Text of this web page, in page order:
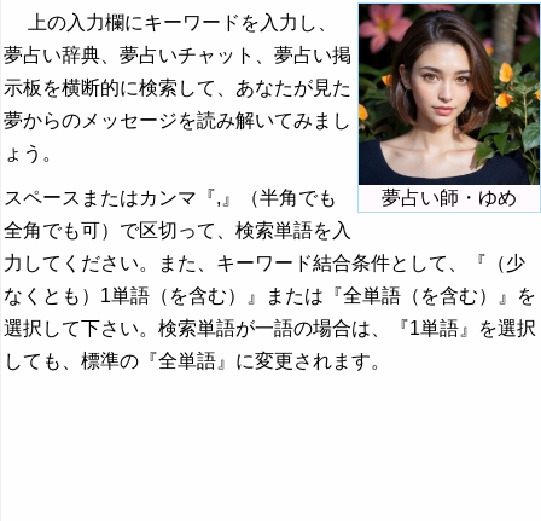
夢占い師・ゆめ
上の入力欄にキーワードを入力し、
夢占い辞典、夢占いチャット、夢占い掲
示板を横断的に検索して、あなたが見た
夢からのメッセージを読み解いてみまし
ょう。
スペースまたはカンマ『,』（半角でも
全角でも可）で区切って、検索単語を入
力してください。また、キーワード結合条件として、『（少
なくとも）1単語（を含む）』または『全単語（を含む）』を
選択して下さい。検索単語が一語の場合は、『1単語』を選択
しても、標準の『全単語』に変更されます。